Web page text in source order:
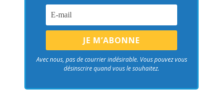
Avec nous, pas de courrier indésirable. Vous pouvez vous
désinscrire quand vous le souhaitez.